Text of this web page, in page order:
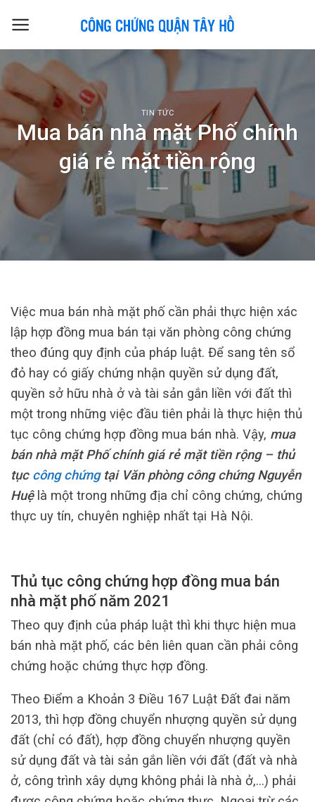
TIN TỨC
Mua bán nhà mặt Phố chính
giá rẻ mặt tiền rộng
Việc mua bán nhà mặt phố cần phải thực hiện xác
lập hợp đồng mua bán tại văn phòng công chứng
theo đúng quy định của pháp luật. Để sang tên sổ
đỏ hay có giấy chứng nhận quyền sử dụng đất,
quyền sở hữu nhà ở và tài sản gắn liền với đất thì
một trong những việc đầu tiên phải là thực hiện thủ
tục công chứng hợp đồng mua bán nhà. Vậy, mua
bán nhà mặt Phố chính giá rẻ mặt tiền rộng – thủ
tục công chứngtại Văn phòng công chứng Nguyễn
Huệlà một trong những địa chỉ công chứng, chứng
thực uy tín, chuyên nghiệp nhất tại Hà Nội.
Thủ tục công chứng hợp đồng mua bán
nhà mặt phố năm 2021
Theo quy định của pháp luật thì khi thực hiện mua
bán nhà mặt phố, các bên liên quan cần phải công
chứng hoặc chứng thực hợp đồng.
Theo Điểm a Khoản 3 Điều 167 Luật Đất đai năm
2013, thì hợp đồng chuyển nhượng quyền sử dụng
đất (chỉ có đất), hợp đồng chuyển nhượng quyền
sử dụng đất và tài sản gắn liền với đất (đất và nhà
ở, công trình xây dựng không phải là nhà ở,…) phải